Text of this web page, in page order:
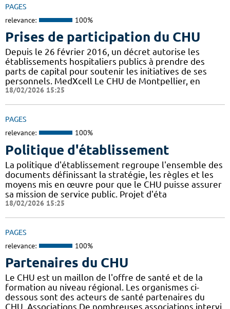
PAGES
relevance: 100%
Prises de participation du CHU
Depuis le 26 février 2016, un décret autorise les
établissements hospitaliers publics à prendre des
parts de capital pour soutenir les initiatives de ses
personnels. MedXcell Le CHU de Montpellier, en
18/02/2026 15:25
PAGES
relevance: 100%
Politique d'établissement
La politique d'établissement regroupe l'ensemble des
documents définissant la stratégie, les règles et les
moyens mis en œuvre pour que le CHU puisse assurer
sa mission de service public. Projet d'éta
18/02/2026 15:25
PAGES
relevance: 100%
Partenaires du CHU
Le CHU est un maillon de l'offre de santé et de la
formation au niveau régional. Les organismes ci-
dessous sont des acteurs de santé partenaires du
CHU. Associations De nombreuses associations intervi